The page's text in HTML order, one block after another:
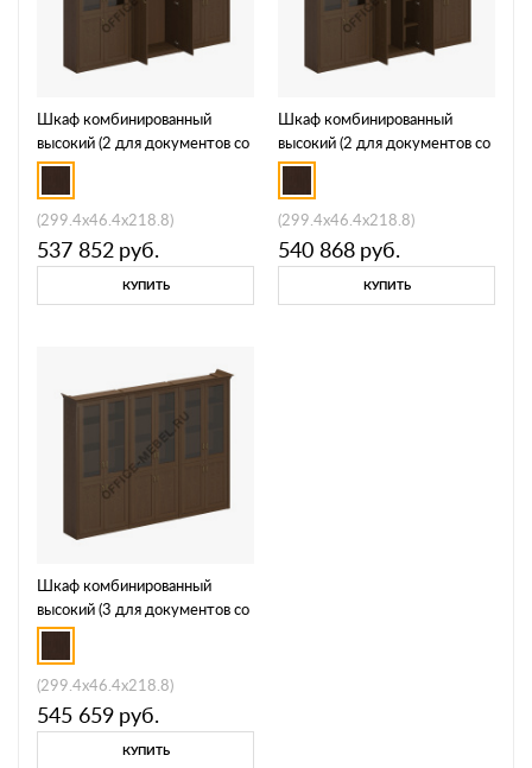
Шкаф комбинированный
высокий (2 для документов со
стеклянными дверями + 1 для
одежды широкий) ПС 374
(299.4x46.4x218.8)
537 852 руб.
КУПИТЬ
Шкаф комбинированный
высокий (2 для документов со
стеклянными дверями + 1 для
одежды с дополнением) ПС
355
(299.4x46.4x218.8)
540 868 руб.
КУПИТЬ
Шкаф комбинированный
высокий (3 для документов со
стеклянными дверями) ПС
359
(299.4x46.4x218.8)
545 659 руб.
КУПИТЬ